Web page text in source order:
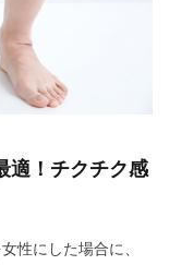
適！チクチク感
性にした場合に、